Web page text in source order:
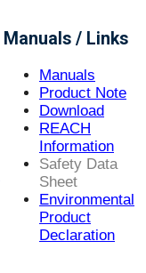
Manuals / Links
Manuals
Product Note
Download
REACH
Information
Safety Data
Sheet
Environmental
Product
Declaration